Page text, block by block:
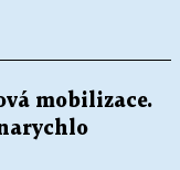
mobilizace.